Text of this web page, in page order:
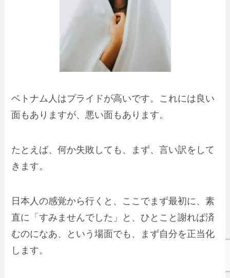
ベトナム人はプライドが高いです。これには良い
面もありますが、悪い面もあります。
たとえば、何か失敗しても、まず、言い訳 をして
きます。
日本人の感覚から行くと、ここでまず最初に、素
直に「すみませんでした」と、ひとこと謝れば済
むのになあ、という場面でも、
まず自分を正当化
します。